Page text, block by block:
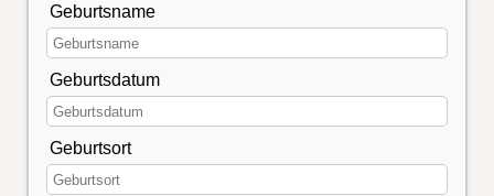
Geburtsname
Geburtsdatum
Geburtsort